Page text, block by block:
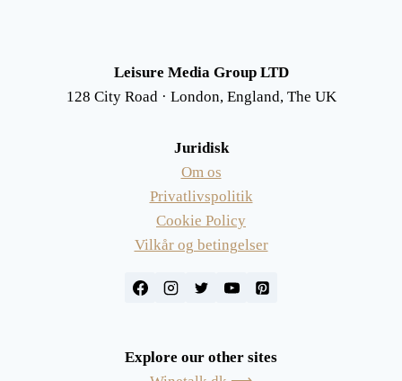
Leisure Media Group LTD
128 City Road · London, England, The UK
Juridisk
Om os
Privatlivspolitik
Cookie Policy
Vilkår og betingelser
Explore our other sites